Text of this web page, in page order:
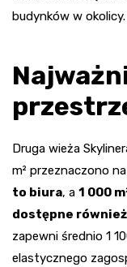
budynków w okolicy.
Druga wieża
m² przeznaczono
to biura, a 1 000
dostępne
zapewni średnio 1
elastycznego